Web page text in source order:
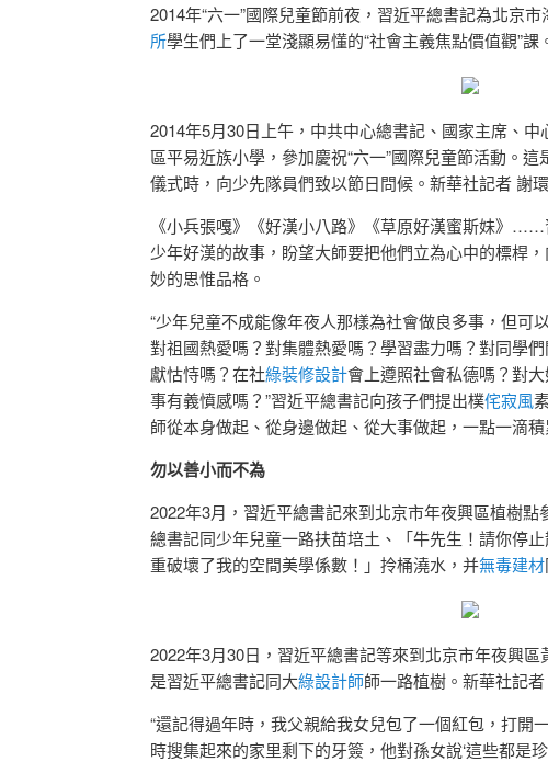
2014年“六一”國際兒童節前夜，習近平總書記為北京
所學生們上了一堂淺顯易懂的“社會主義焦點價值觀”課
2014年5月30日上午，中共中心總書記、國家主席、
區平易近族小學，參加慶祝“六一”國際兒童節活動。
儀式時，向少先隊員們致以節日問候。新華社記者 謝
《小兵張嘎》《好漢小八路》《草原好漢蜜斯妹》
少年好漢的故事，盼望大師要把他們立為心中的標桿
妙的思惟品格。
“少年兒童不成能像年夜人那樣為社會做良多事，但可
對祖國熱愛嗎？對集體熱愛嗎？學習盡力嗎？對同學
獻怙恃嗎？在社綠裝修設計會上遵照社會私德嗎？對
事有義憤感嗎？”習近平總書記向孩子們提出樸侘寂風
師從本身做起、從身邊做起、從大事做起，一點一滴
勿以善小而不為
2022年3月，習近平總書記來到北京市年夜興區植樹點
總書記同少年兒童一路扶苗培土、「牛先生！請你停
重破壞了我的空間美學係數！」拎桶澆水，并無毒建材
2022年3月30日，習近平總書記等來到北京市年夜興
是習近平總書記同大綠設計師師一路植樹。新華社記
“還記得過年時，我父親給我女兒包了一個紅包，打開
時搜集起來的家里剩下的牙簽，他對孫女說‘這些都是